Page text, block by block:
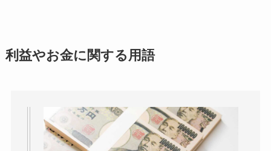
利益やお金に関する用語